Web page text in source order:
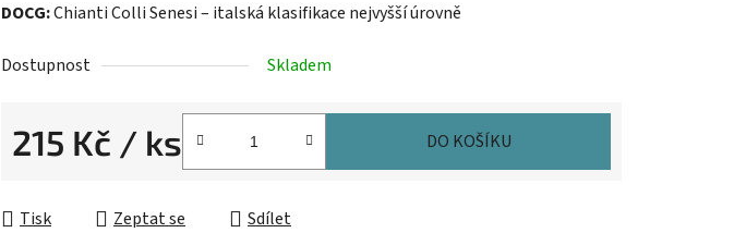
DOCG:Chianti Colli Senesi – italská klasifikace nejvyšší úrovně
Dostupnost Skladem
215 Kč / ks DO KOŠÍKU
Tisk Zeptat se Sdílet